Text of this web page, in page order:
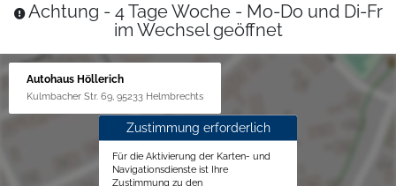
Achtung - 4 Tage Woche - Mo-Do und Di-Fr
im Wechsel geöffnet
Autohaus Höllerich
Kulmbacher Str. 69, 95233 Helmbrechts
Zustimmung erforderlich
Für die Aktivierung der Karten- und
Navigationsdienste ist Ihre
Zustimmung zu den